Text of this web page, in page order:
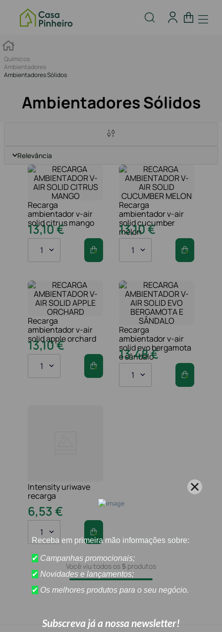
Químicos
Ambientadores
Ambientadores Sólidos
Ambientadores Sólidos
Relevância
Recarga
ambientador v-air
solid citrus mango
13,10€
1
Recarga
ambientador v-air
solid cucumber
melon
13,10€
1
Recarga
ambientador v-air
solid apple orchard
13,10€
1
Recarga
ambientador v-air
solid evo bergamota
e sândalo
13,48€
1
Intensity uriwave
recarga
6,53€
1
Você viu todos os 5 produtos